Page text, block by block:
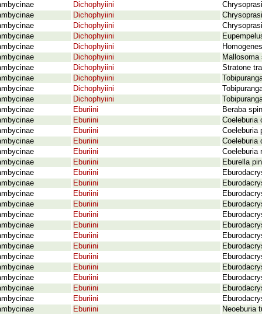
Dichophyiini
Dichophyiini
Dichophyiini
Dichophyiini
Dichophyiini
Dichophyiini
Mallosoma
Dichophyiini
Stratone
Dichophyiini
Dichophyiini
Dichophyiini
Eburiini
Beraba
Eburiini
Coeleburia
Eburiini
Coeleburia
Eburiini
Coeleburia
Eburiini
Coeleburia
Eburiini
Eburella
Eburiini
Eburiini
Eburiini
Eburiini
Eburiini
Eburiini
Eburiini
Eburiini
Eburiini
Eburiini
Eburiini
Eburiini
Eburiini
Eburiini
Neoeburia